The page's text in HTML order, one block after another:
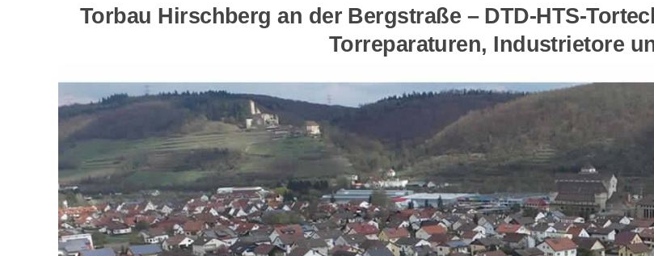
Torbau Hirschberg an der Bergstraße – DTD-HTS-
Torreparaturen, Industrietore